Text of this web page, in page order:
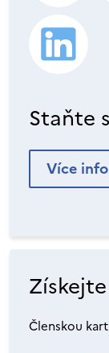
Staňte
Více
Získejte
Členskou